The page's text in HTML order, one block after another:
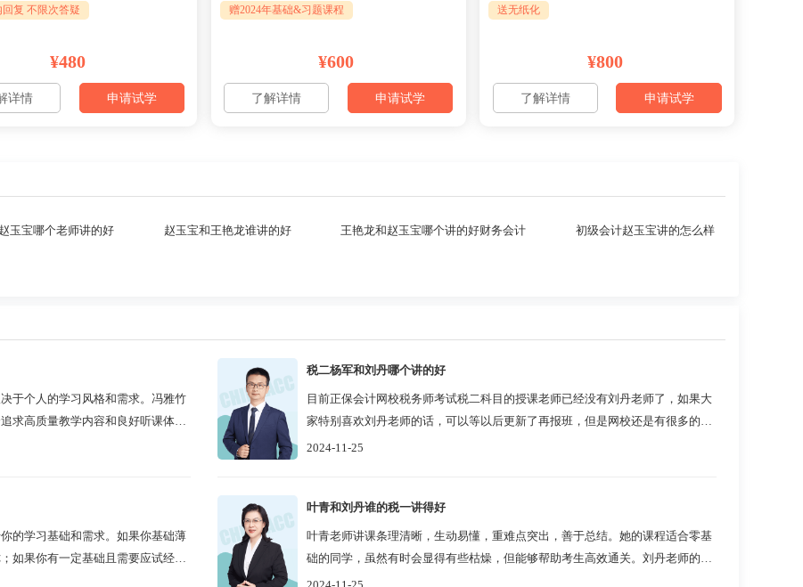
回复 不限次答疑
¥480
详情 申请试学
赠2024年基础&习题课程
¥600
了解详情 申请试学
送无纸化
¥800
了解详情 申请试学
玉宝哪个老师讲的好 赵玉宝和王艳龙谁讲的好 王艳龙和赵玉宝哪个讲的好财务会计 初级会计赵玉宝讲的怎么样
于个人的学习风格和需求。冯雅竹
求高质量教学内容和良好听课体验
...
税二杨军和刘丹哪个讲的好
目前正保会计网校税务师考试税二科目的授课老师已经没有刘丹老师了，如果大
家特别喜欢刘丹老师的话，可以等以后更新了再报班，但是网校还是有很多的税
二的老师的，比如杨军老师，也多年从事税务...
2024-11-25
的学习基础和需求。如果你基础薄
如果你有一定基础且需要应试经验
叶青和刘丹谁的税一讲得好
叶青老师讲课条理清晰，生动易懂，重难点突出，善于总结。她的课程适合零基
础的同学，虽然有时会显得有些枯燥，但能够帮助考生高效通关。刘丹老师的课
程干净利索，思路清晰，擅长总结，每...